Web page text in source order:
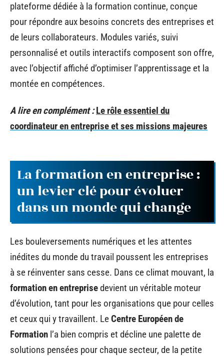
plateforme dédiée à la formation continue, conçue
pour répondre aux besoins concrets des entreprises et
de leurs collaborateurs. Modules variés, suivi
personnalisé et outils interactifs composent son offre,
avec l’objectif affiché d’optimiser l’apprentissage et la
montée en compétences.
A lire en complément : Le rôle essentiel du
coordinateur en entreprise et ses missions majeures
La formation en entreprise :
un levier clé pour évoluer
dans un monde qui change
Les bouleversements numériques et les attentes
inédites du monde du travail poussent les entreprises
à se réinventer sans cesse. Dans ce climat mouvant, la
formation en entreprisedevient un véritable moteur
d’évolution, tant pour les organisations que pour celles
et ceux qui y travaillent. LeCentre Européen de
Formation l’a bien compris et décline une palette de
solutions pensées pour chaque secteur, de la petite